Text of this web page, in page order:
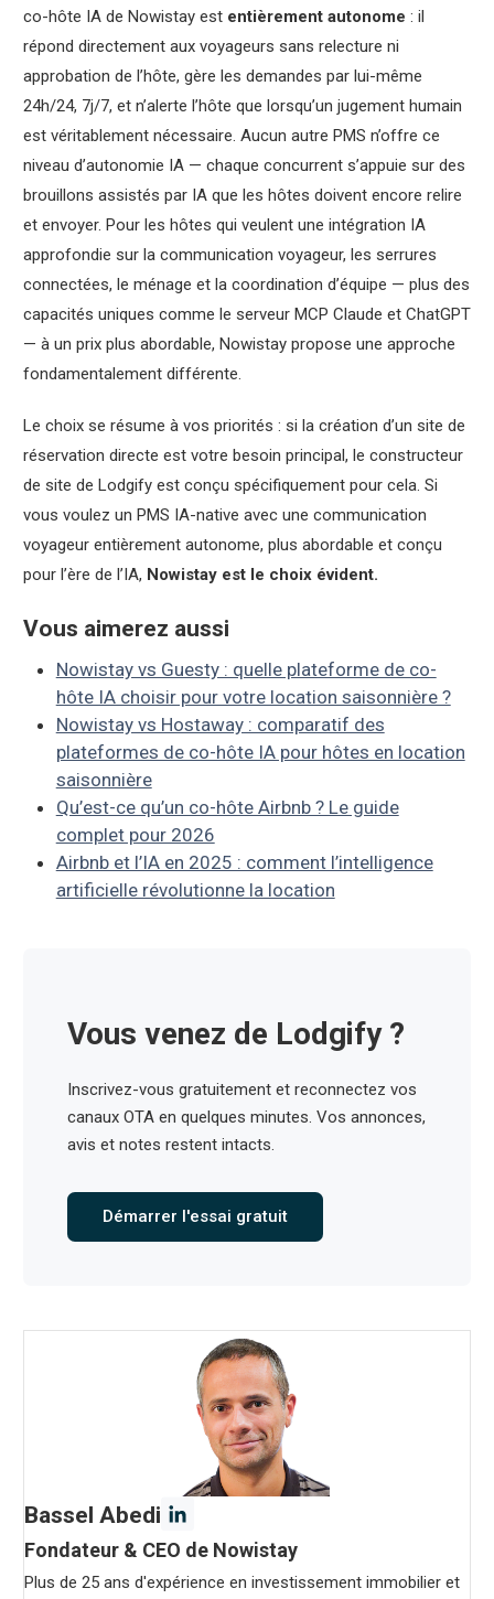
co-hôte IA de Nowistay est entièrement autonome : il
répond directement aux voyageurs sans relecture ni
approbation de l’hôte, gère les demandes par lui-même
24h/24, 7j/7, et n’alerte l’hôte que lorsqu’un jugement humain
est véritablement nécessaire. Aucun autre PMS n’offre ce
niveau d’autonomie IA — chaque concurrent s’appuie sur des
brouillons assistés par IA que les hôtes doivent encore relire
et envoyer. Pour les hôtes qui veulent une intégration IA
approfondie sur la communication voyageur, les serrures
connectées, le ménage et la coordination d’équipe — plus des
capacités uniques comme le serveur MCP Claude et ChatGPT
— à un prix plus abordable, Nowistay propose une approche
fondamentalement différente.
Le choix se résume à vos priorités : si la création d’un site de
réservation directe est votre besoin principal, le constructeur
de site de Lodgify est conçu spécifiquement pour cela. Si
vous voulez un PMS IA-native avec une communication
voyageur entièrement autonome, plus abordable et conçu
pour l’ère de l’IA, Nowistay est le choix évident.
Vous aimerez aussi
Nowistay vs Guesty : quelle plateforme de co-
hôte IA choisir pour votre location saisonnière ?
Nowistay vs Hostaway : comparatif des
plateformes de co-hôte IA pour hôtes en location
saisonnière
Qu’est-ce qu’un co-hôte Airbnb ? Le guide
complet pour 2026
Airbnb et l’IA en 2025 : comment l’intelligence
artificielle révolutionne la location
Vous venez de Lodgify ?
Inscrivez-vous gratuitement et reconnectez vos
canaux OTA en quelques minutes. Vos annonces,
avis et notes restent intacts.
Démarrer l'essai gratuit
Bassel Abedi
Fondateur & CEO de Nowistay
Plus de 25 ans d'expérience en investissement immobilier et